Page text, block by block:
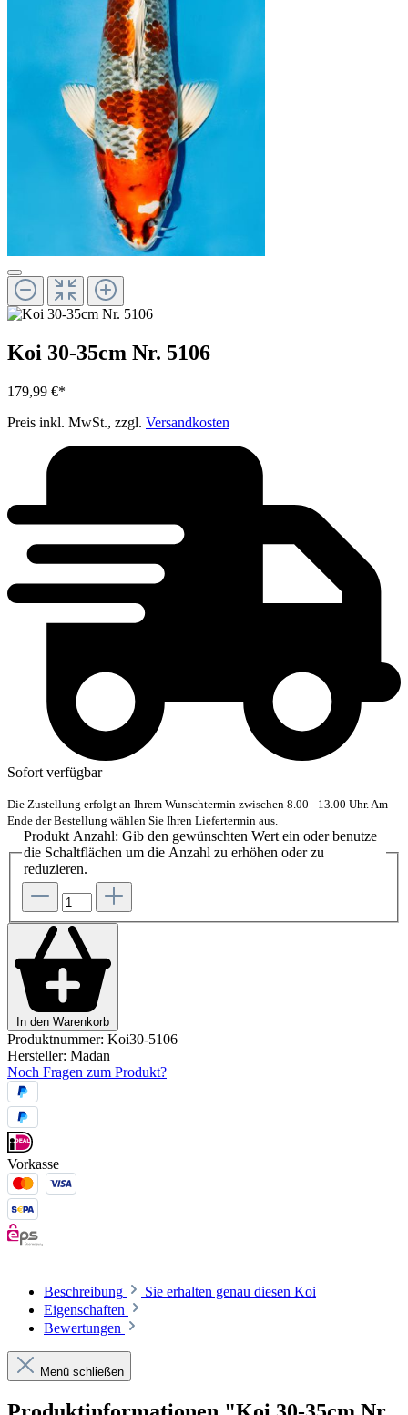
Koi 30-35cm Nr. 5106
179,99 €*
Preis inkl. MwSt., zzgl. Versandkosten
Sofort verfügbar
Die Zustellung erfolgt an Ihrem Wunschtermin zwischen 8.00 - 13.00 Uhr. Am
Ende der Bestellung wählen Sie Ihren Liefertermin aus.
Produkt Anzahl: Gib den gewünschten Wert ein oder benutze
die Schaltflächen um die Anzahl zu erhöhen oder zu
reduzieren.
In den Warenkorb
Produktnummer: Koi30-5106
Hersteller: Madan
Noch Fragen zum Produkt?
Vorkasse
Beschreibung
Sie erhalten genau diesen Koi
Eigenschaften
Bewertungen
Menü schließen